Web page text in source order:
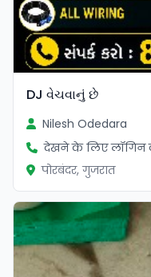
DJ વેચવાનું છે
Nilesh Odedara
देखने के लिए लॉगिन
पोरबंदर, गुजरात